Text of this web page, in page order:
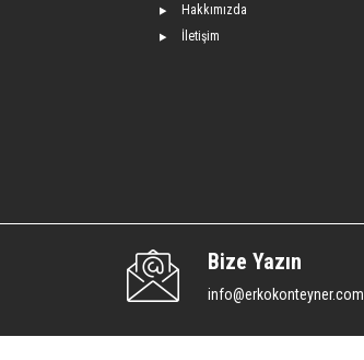
Hakkımızda
İletişim
Bize Yazın
info@erkokonteyner.com